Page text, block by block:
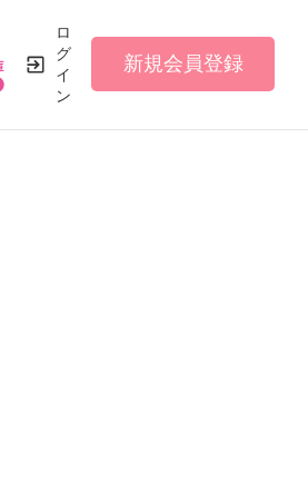
ロ
グ
イ
ン
新規会員登録